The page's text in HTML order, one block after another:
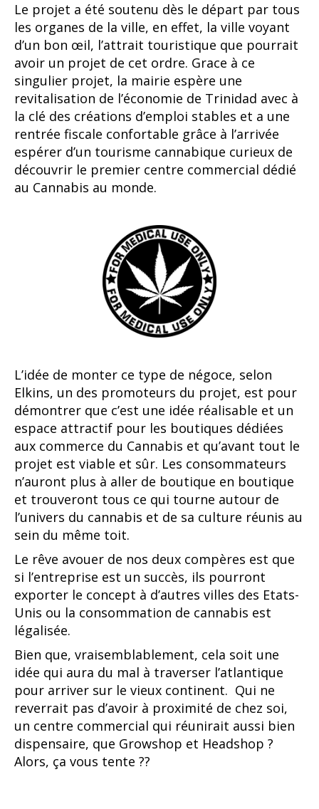
Le projet a été soutenu dès le départ par tous
les organes de la ville, en effet, la ville voyant
d’un bon œil, l’attrait touristique que pourrait
avoir un projet de cet ordre. Grace à ce
singulier projet, la mairie espère une
revitalisation de l’économie de Trinidad avec à
la clé des créations d’emploi stables et a une
rentrée fiscale confortable grâce à l’arrivée
espérer d’un tourisme cannabique curieux de
découvrir le premier centre commercial dédié
au Cannabis au monde.
L’idée de monter ce type de négoce, selon
Elkins, un des promoteurs du projet, est pour
démontrer que c’est une idée réalisable et un
espace attractif pour les boutiques dédiées
aux commerce du Cannabis et qu’avant tout le
projet est viable et sûr. Les consommateurs
n’auront plus à aller de boutique en boutique
et trouveront tous ce qui tourne autour de
l’univers du cannabis et de sa culture réunis au
sein du même toit.
Le rêve avouer de nos deux compères est que
si l’entreprise est un succès, ils pourront
exporter le concept à d’autres villes des Etats-
Unis ou la consommation de cannabis est
légalisée.
Bien que, vraisemblablement, cela soit une
idée qui aura du mal à traverser l’atlantique
pour arriver sur le vieux continent. Qui ne
reverrait pas d’avoir à proximité de chez soi,
un centre commercial qui réunirait aussi bien
dispensaire, que Growshop et Headshop ?
Alors, ça vous tente ??